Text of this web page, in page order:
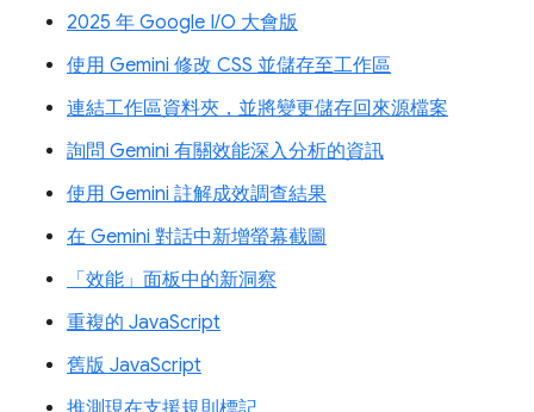
2025 年 Google I/O 大會版
使用 Gemini 修改 CSS 並儲存至工作區
連結工作區資料夾，並將變更儲存回來源檔案
詢問 Gemini 有關效能深入分析的資訊
使用 Gemini 註解成效調查結果
在 Gemini 對話中新增螢幕截圖
「效能」面板中的新洞察
重複的 JavaScript
舊版 JavaScript